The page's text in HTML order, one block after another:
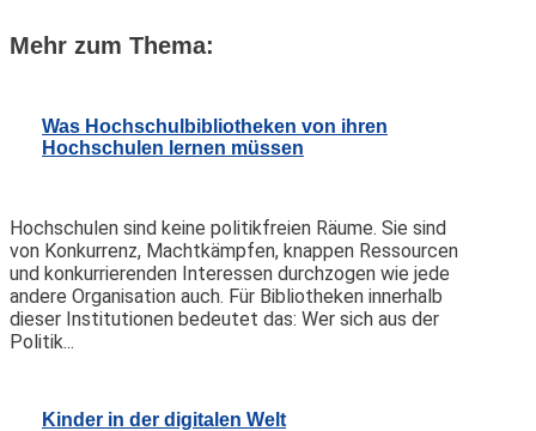
Mehr zum Thema:
Was Hochschulbibliotheken von ihren
Hochschulen lernen müssen
Hochschulen sind keine politikfreien Räume. Sie sind
von Konkurrenz, Machtkämpfen, knappen Ressourcen
und konkurrierenden Interessen durchzogen wie jede
andere Organisation auch. Für Bibliotheken innerhalb
dieser Institutionen bedeutet das: Wer sich aus der
Politik...
Kinder in der digitalen Welt